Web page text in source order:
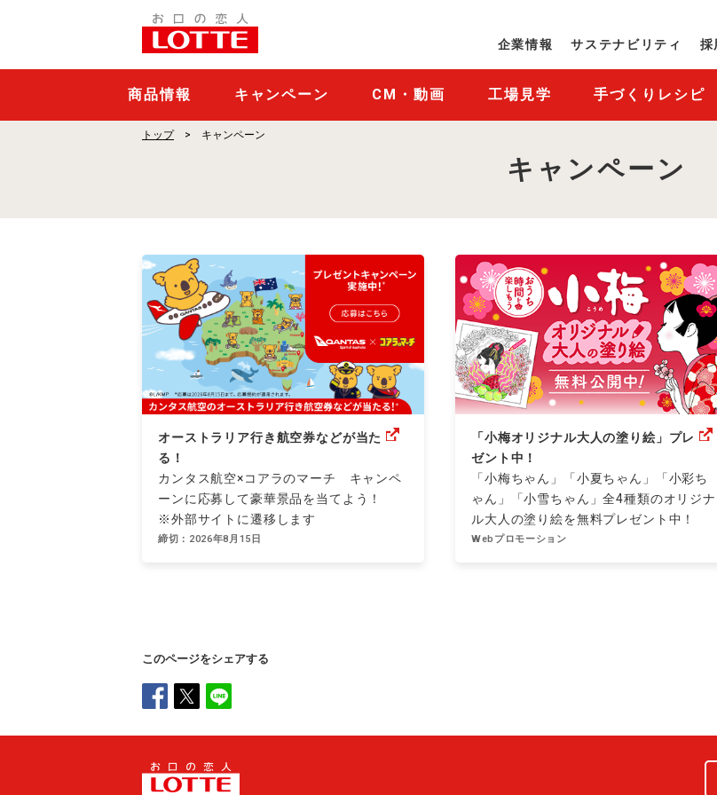
ン
ー
覧
企業情報
サステナビリティ 採
商品情報 キャンペーン CM・動画 工場見学 手づくりレシピ
トップ キャンペーン
キャンペーン
オーストラリア行き航空券などが当た
る！
カンタス航空×コアラのマーチ キャンペ
ーンに応募して豪華景品を当てよう！
※外部サイトに遷移します
締切：2026年8月15日
「小梅オリジナル大人の塗り絵」プレ
ゼント中！
「小梅ちゃん」「小夏ちゃん」「小彩ち
ゃん」「小雪ちゃん」全4種類のオリジナ
ル大人の塗り絵を無料プレゼント中！
Webプロモーション
このページをシェアする